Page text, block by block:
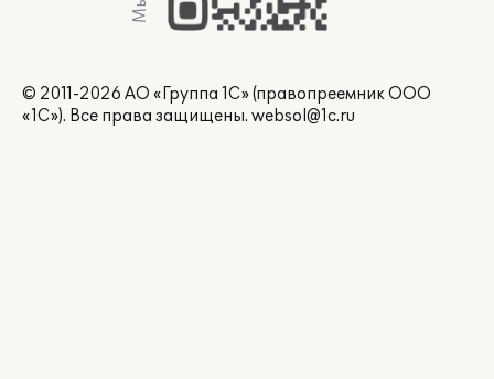
© 2011-2026 АО «Группа 1С» (правопреемник ООО
«1С»). Все права защищены. websol@1c.ru